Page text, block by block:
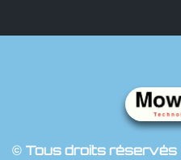
© Tous droits